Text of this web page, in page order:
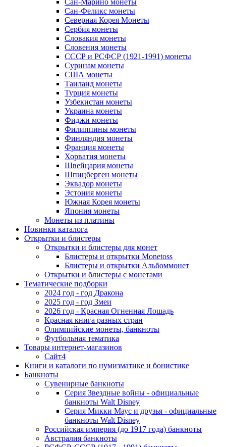
Сан-Марино монеты
Сан-Феликс монеты
Северная Корея Монеты
Сербия монеты
Словакия монеты
Словения монеты
СССР и РСФСР (1921-1991) монеты
Суринам монеты
США монеты
Таиланд монеты
Турция монеты
Узбекистан монеты
Украина монеты
Фиджи монеты
Филиппины монеты
Финляндия монеты
Франция монеты
Хорватия монеты
Швейцария монеты
Шпицберген монеты
Эквадор монеты
Эстония монеты
Южная Корея монеты
Япония монеты
Монеты из платины
Новинки каталога
Открытки и блистеры
Открытки и блистеры для монет
Блистеры и открытки Monetoss
Блистеры и открытки Альбоммонет
Открытки и блистеры с монетами
Тематические подборки
2024 год - год Дракона
2025 год - год Змеи
2026 год - Красная Огненная Лошадь
Красная книга разных стран
Олимпийские монеты, банкноты
Футбольная тематика
Товары интернет-магазинов
Сайт4
Книги и каталоги по нумизматике и бонистике
Банкноты
Сувенирные банкноты
Серия Звездные войны - официальные
банкноты Walt Disney
Серия Микки Маус и друзья - официальные
банкноты Walt Disney
Российская империя (до 1917 года) банкноты
Австралия банкноты